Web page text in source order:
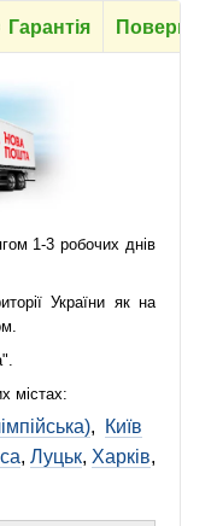
Гарантія
1-3 робочих днів
України як на
містах:
,
Київ
, Луцьк, Харків,